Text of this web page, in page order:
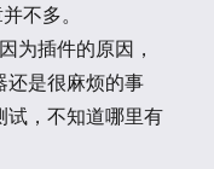
不多。
为插件的原因，
还是很麻烦的事
试，不知道哪里有